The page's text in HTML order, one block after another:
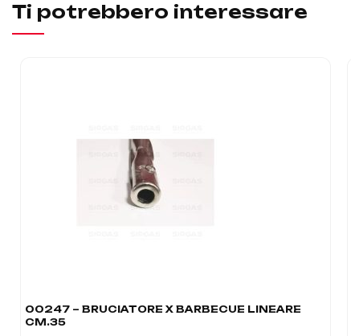
Ti potrebbero interessare
00247 – BRUCIATORE X BARBECUE LINEARE
CM.35